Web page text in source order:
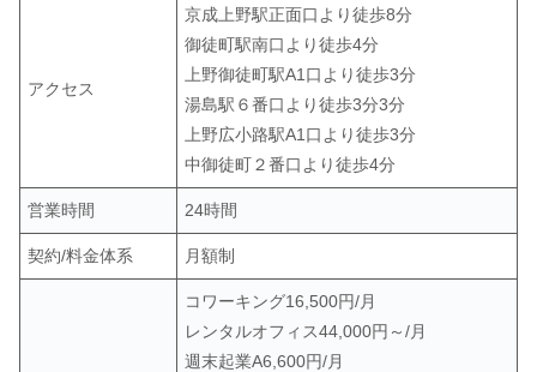
アクセス
京成上野駅正面口より徒歩8分
御徒町駅南口より徒歩4分
上野御徒町駅A1口より徒歩3分
湯島駅６番口より徒歩3分3分
上野広小路駅A1口より徒歩3分
中御徒町２番口より徒歩4分
営業時間 24時間
契約/料金体系 月額制
コワーキング16,500円/月
レンタルオフィス44,000円～/月
週末起業A6,600円/月